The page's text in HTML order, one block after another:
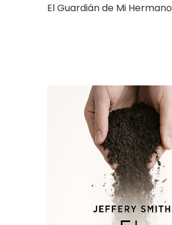
El Guardián de Mi Hermano